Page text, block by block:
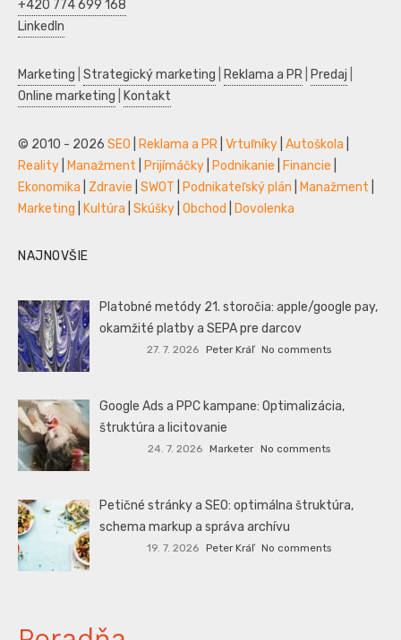
+420 774 699 168
LinkedIn
Marketing Strategický marketing Reklama a PR Predaj
Online marketing
Kontakt
© 2010 - 2026 SEO Reklama a PR Vrtuľníky Autoškola
Reality
Manažment Prijímáčky Podnikanie Financie
Ekonomika
Zdravie SWOT Podnikateľský plán Manažment
Marketing
Kultúra Skúšky Obchod Dovolenka
NAJNOVŠIE
Platobné metódy 21. storočia: apple/google pay,
okamžité platby a SEPA pre darcov
27. 7. 2026 Peter Kráľ No comments
Google Ads a PPC kampane: Optimalizácia,
štruktúra a licitovanie
24. 7. 2026 Marketer No comments
Petičné stránky a SEO: optimálna štruktúra,
schema markup a správa archívu
19. 7. 2026 Peter Kráľ No comments